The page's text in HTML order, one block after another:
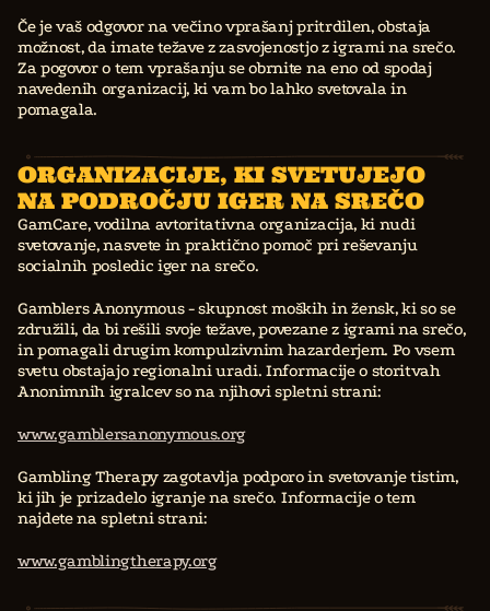
Če je vaš odgovor na večino vprašanj pritrdilen, obstaja
možnost, da imate težave z zasvojenostjo z igrami na srečo.
Za pogovor o tem vprašanju se obrnite na eno od spodaj
navedenih organizacij, ki vam bo lahko svetovala in
pomagala.
ORGANIZACIJE, KI SVETUJEJO
NA PODROČJU IGER NA SREČO
GamCare, vodilna avtoritativna organizacija, ki nudi
svetovanje, nasvete in praktično pomoč pri reševanju
socialnih posledic iger na srečo.
Gamblers Anonymous - skupnost moških in žensk, ki so se
združili, da bi rešili svoje težave, povezane z igrami na srečo,
in pomagali drugim kompulzivnim hazarderjem. Po vsem
svetu obstajajo regionalni uradi. Informacije o storitvah
Anonimnih igralcev so na njihovi spletni strani:
www.gamblersanonymous.org
Gambling Therapy zagotavlja podporo in svetovanje tistim,
ki jih je prizadelo igranje na srečo. Informacije o tem
najdete na spletni strani:
www.gamblingtherapy.org